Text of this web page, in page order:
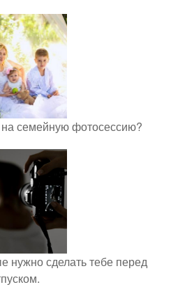
семейную фотосессию?
нужно сделать тебе перед